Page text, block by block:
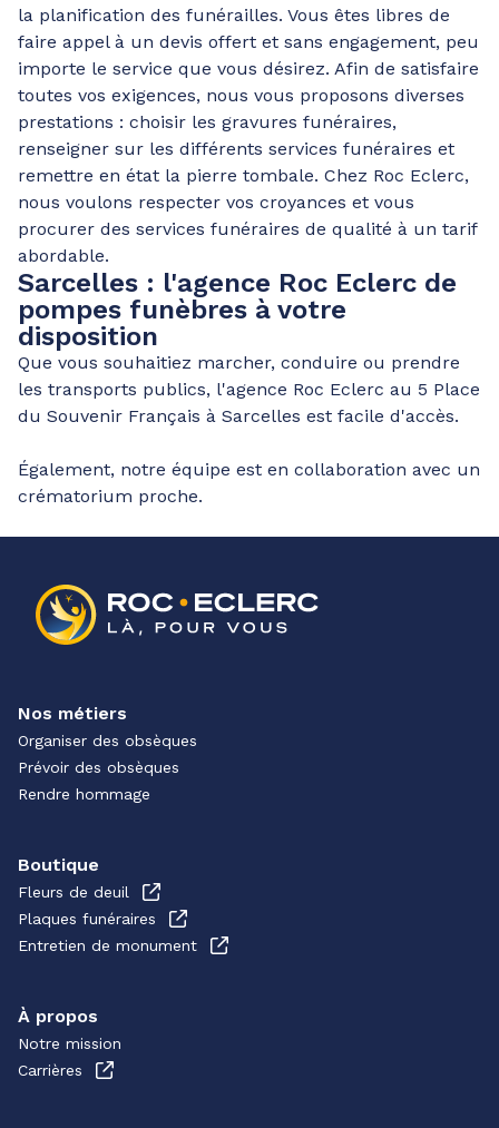
la planification des funérailles. Vous êtes libres de
faire appel à un devis offert et sans engagement, peu
importe le service que vous désirez. Afin de satisfaire
toutes vos exigences, nous vous proposons diverses
prestations : choisir les gravures funéraires,
renseigner sur les différents services funéraires et
remettre en état la pierre tombale. Chez Roc Eclerc,
nous voulons respecter vos croyances et vous
procurer des services funéraires de qualité à un tarif
abordable.
Sarcelles : l'agence Roc Eclerc de
pompes funèbres à votre
disposition
Que vous souhaitiez marcher, conduire ou prendre
les transports publics, l'agence Roc Eclerc au 5 Place
du Souvenir Français à Sarcelles est facile d'accès.
Également, notre équipe est en collaboration avec un
crématorium proche.
Nos métiers
Organiser des obsèques
Prévoir des obsèques
Rendre hommage
Boutique
Fleurs de deuil
Plaques funéraires
Entretien de monument
À propos
Notre mission
Carrières